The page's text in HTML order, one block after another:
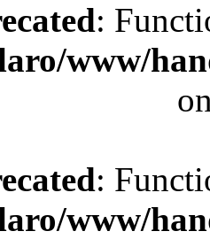
:
www/
:
www/